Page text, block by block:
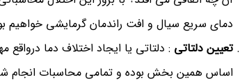
دمای سریع سیال و افت راندمان گرمایشی خواهیم
تعیین دلتاتی : دلتاتی یا ایجاد اختلاف دما
اساس همین بخش بوده و تمامی محاسبات انجام